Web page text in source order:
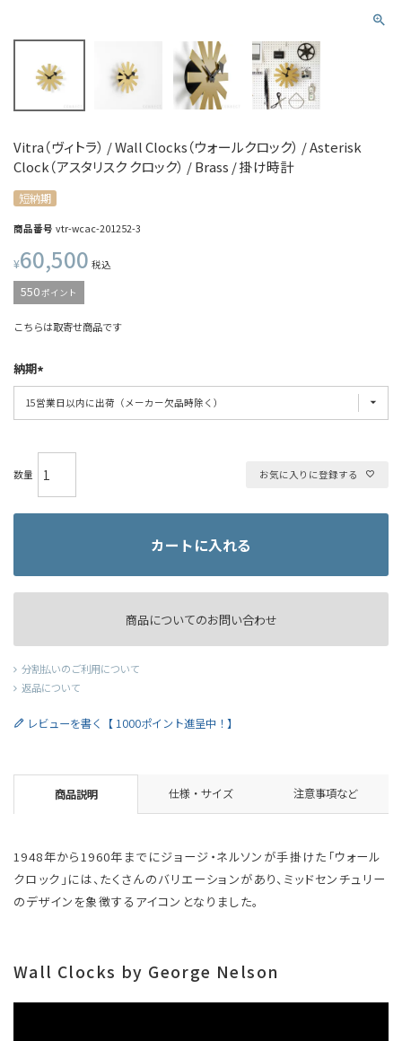
Vitra（ヴィトラ） / Wall Clocks（ウォールクロック） / Asterisk
Clock（アスタリスク クロック） / Brass / 掛け時計
短納期
商品番号 vtr-wcac-201252-3
¥60,500 税込
550ポイント
こちらは取寄せ商品です
納期
お気に入りに登録する
カートに入れる
商品についてのお問い合わせ
分割払いのご利用について
返品について
レビューを書く【 1000ポイント進呈中！】
商品説明 仕様・サイズ 注意事項など
1948年から1960年までにジョージ・ネルソンが手掛けた「ウォール
クロック」には、たくさんのバリエーションがあり、ミッドセンチュリー
のデザインを象徴するアイコンとなりました。
Wall Clocks by George Nelson